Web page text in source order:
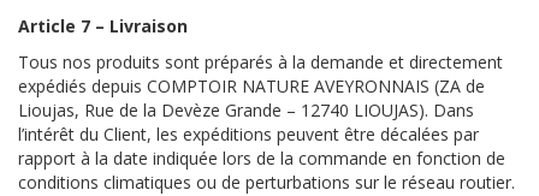
Article 7 – Livraison
Tous nos produits sont préparés à la demande et directement
expédiés depuis COMPTOIR NATURE AVEYRONNAIS (ZA de
Lioujas, Rue de la Devèze Grande – 12740 LIOUJAS). Dans
l’intérêt du Client, les expéditions peuvent être décalées par
rapport à la date indiquée lors de la commande en fonction de
conditions climatiques ou de perturbations sur le réseau routier.